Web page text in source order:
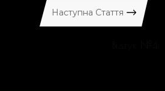
Наступна Стаття